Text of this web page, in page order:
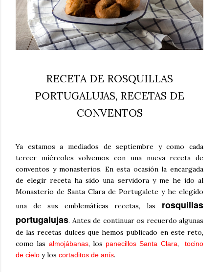
RECETA DE ROSQUILLAS
PORTUGALUJAS, RECETAS DE
CONVENTOS
Ya estamos a mediados de septiembre y como cada
tercer miércoles volvemos con una nueva receta de
conventos y monasterios. En esta ocasión la encargada
de elegir receta ha sido una servidora y me he ido al
Monasterio de Santa Clara de Portugalete y he elegido
una de sus emblemáticas recetas, las rosquillas
portugalujas. Antes de continuar os recuerdo algunas
de las recetas dulces que hemos publicado en este reto,
como las almojábanas, los panecillos Santa Clara, tocino
de cielo y los cortaditos de anís.